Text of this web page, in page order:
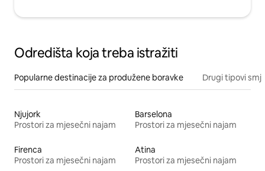
Odredišta koja treba istražiti
Popularne destinacije za produžene boravke Drugi tipovi
Njujork
Prostori za mjesečni najam
Barselona
Prostori za mjesečni najam
Firenca
Prostori za mjesečni najam
Atina
Prostori za mjesečni najam